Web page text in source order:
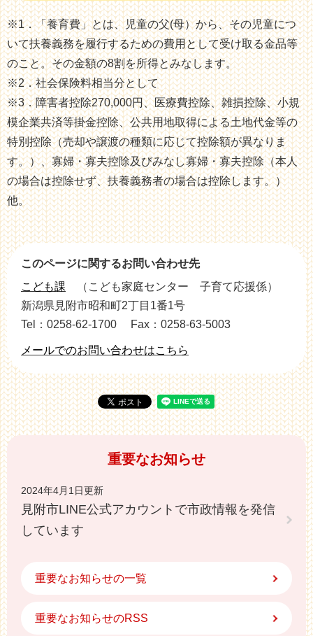
※1．「養育費」とは、児童の父(母）から、その児童につ
いて扶養義務を履行するための費用として受け取る金品等
のこと。その金額の8割を所得とみなします。
※2．社会保険料相当分として
※3．障害者控除270,000円、医療費控除、雑損控除、小規
模企業共済等掛金控除、公共用地取得による土地代金等の
特別控除（売却や譲渡の種類に応じて控除額が異なりま
す。）、寡婦・寡夫控除及びみなし寡婦・寡夫控除（本人
の場合は控除せず、扶養義務者の場合は控除します。）
他。
このページに関するお問い合わせ先
こども課
こども家庭センター 子育て応援係
新潟県見附市昭和町2丁目1番1号
Tel：0258-62-1700
Fax：0258-63-5003
メールでのお問い合わせはこちら
重要なお知らせ
2024年4月1日更新
見附市LINE公式アカウントで市政情報を発信
しています
重要なお知らせの一覧
重要なお知らせのRSS